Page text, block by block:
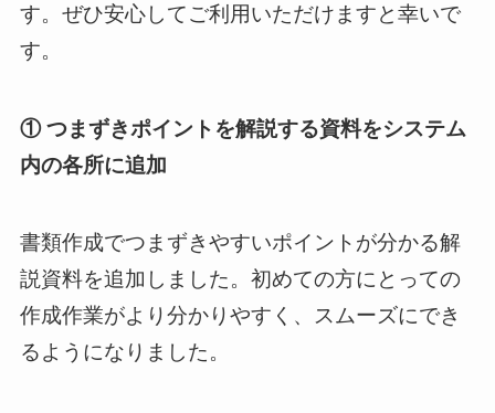
す。ぜひ安心してご利用いただけますと幸いで
す。
① つまずきポイントを解説する資料をシステム
内の各所に追加
書類作成でつまずきやすいポイントが分かる解
説資料を追加しました。初めての方にとっての
作成作業がより分かりやすく、スムーズにでき
るようになりました。